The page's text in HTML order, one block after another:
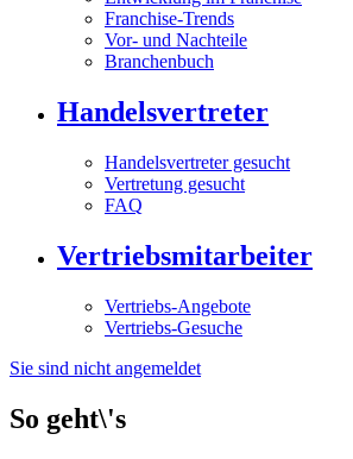
Franchise-Trends
Vor- und Nachteile
Branchenbuch
Handelsvertreter
Handelsvertreter gesucht
Vertretung gesucht
FAQ
Vertriebsmitarbeiter
Vertriebs-Angebote
Vertriebs-Gesuche
Sie sind nicht angemeldet
So geht\'s